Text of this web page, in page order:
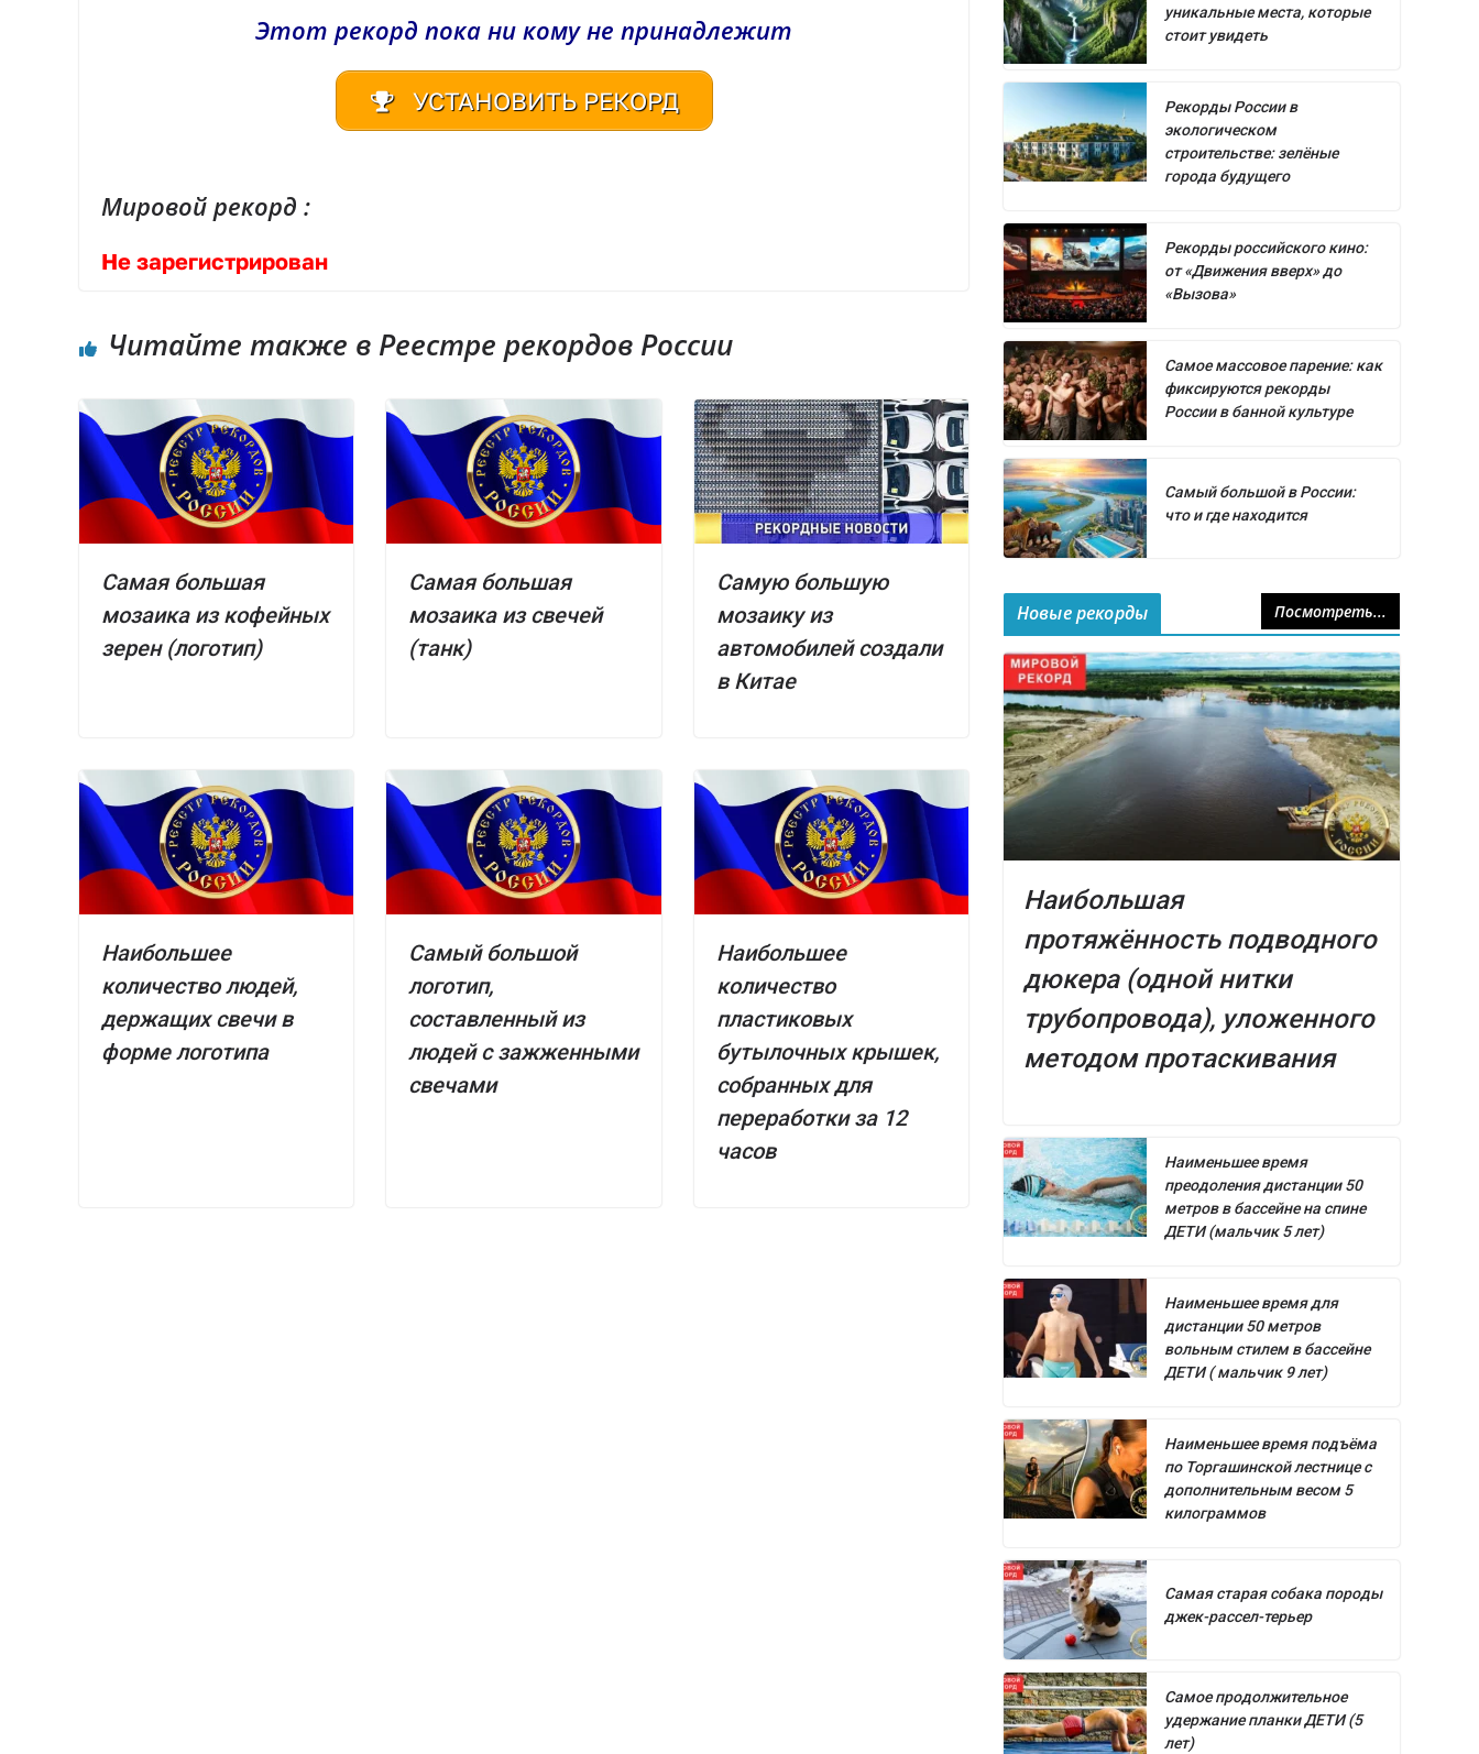
Этот рекорд пока ни кому не принадлежит
УСТАНОВИТЬ РЕКОРД
Мировой рекорд :
Не зарегистрирован
Читайте также в Реестре рекордов России
Самая большая
мозаика из кофейных
зерен (логотип)
Самая большая
мозаика из свечей
(танк)
Самую большую
мозаику из
автомобилей создали
в Китае
Наибольшее
количество людей,
держащих свечи в
форме логотипа
Самый большой
логотип,
составленный из
людей с зажженными
свечами
Наибольшее
количество
пластиковых
бутылочных крышек,
собранных для
переработки за 12
часов
уникальные места, которые
стоит увидеть
Рекорды России в
экологическом
строительстве: зелёные
города будущего
Рекорды российского кино:
от «Движения вверх» до
«Вызова»
Самое массовое парение: как
фиксируются рекорды
России в банной культуре
Самый большой в России:
что и где находится
Новые рекорды Посмотреть...
Наибольшая
протяжённость подводного
дюкера (одной нитки
трубопровода), уложенного
методом протаскивания
Наименьшее время
преодоления дистанции 50
метров в бассейне на спине
ДЕТИ (мальчик 5 лет)
Наименьшее время для
дистанции 50 метров
вольным стилем в бассейне
ДЕТИ ( мальчик 9 лет)
Наименьшее время подъёма
по Торгашинской лестнице с
дополнительным весом 5
килограммов
Самая старая собака породы
джек-рассел-терьер
Самое продолжительное
удержание планки ДЕТИ (5
лет)